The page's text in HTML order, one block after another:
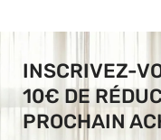
INSCRIVEZ-
10€ DE
PROCHAIN